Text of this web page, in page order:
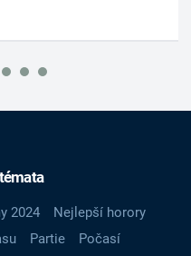
2024
Nejlepší horory
Partie
Počasí